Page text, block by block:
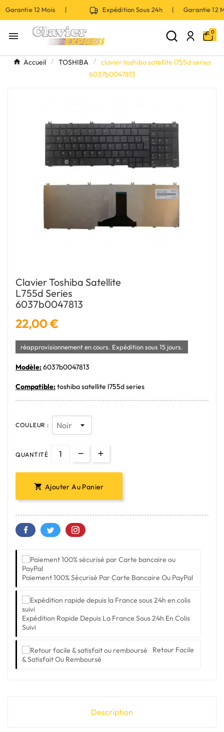
12 Mois | Expédition Sous 24h | Garantie
 0
Accueil TOSHIBA
clavier toshiba satellite l755d series
6037b0047813
Clavier Toshiba Satellite
L755d Series
6037b0047813
22,00 €
réapprovisionnement en cours. Expédition sous 15 jours.
Modèle:6037b0047813
Compatible:toshiba satellite l755d series
COULEUR :
QUANTITÉ
 Ajouter Au Panier
Paiement 100% Sécurisé Par Carte Bancaire Ou PayPal
Expédition Rapide Depuis La France Sous 24h En Colis
Suivi
Retour Facile
& Satisfait Ou Remboursé
Description